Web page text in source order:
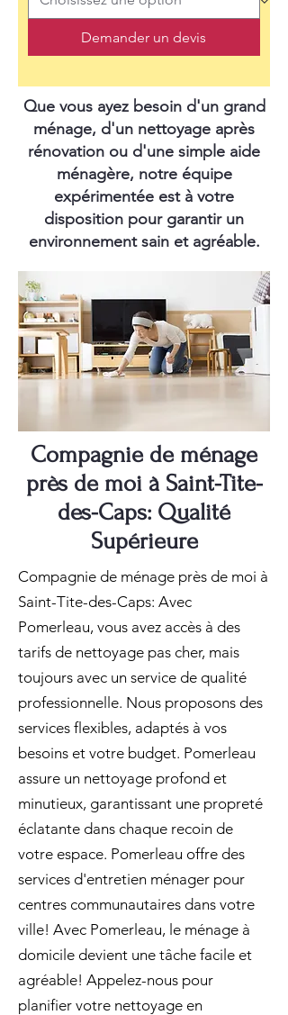
Demander un devis
Que vous ayez besoin d'un grand
ménage, d'un nettoyage après
rénovation ou d'une simple aide
ménagère, notre équipe
expérimentée est à votre
disposition pour garantir un
environnement sain et agréable.
Compagnie de ménage
près de moi à Saint-Tite-
des-Caps: Qualité
Supérieure
Compagnie de ménage près de moi à
Saint-Tite-des-Caps: Avec
Pomerleau, vous avez accès à des
tarifs de nettoyage pas cher, mais
toujours avec un service de qualité
professionnelle. Nous proposons des
services flexibles, adaptés à vos
besoins et votre budget. Pomerleau
assure un nettoyage profond et
minutieux, garantissant une propreté
éclatante dans chaque recoin de
votre espace. Pomerleau offre des
services d'entretien ménager pour
centres communautaires dans votre
ville! Avec Pomerleau, le ménage à
domicile devient une tâche facile et
agréable! Appelez-nous pour
planifier votre nettoyage en